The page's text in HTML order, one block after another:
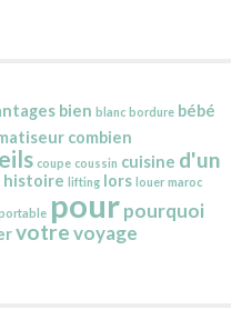
bien blanc bordure bébé
combien
coupe coussin cuisine d'un
histoire lifting lors louer maroc
pour pourquoi
votrevoyage